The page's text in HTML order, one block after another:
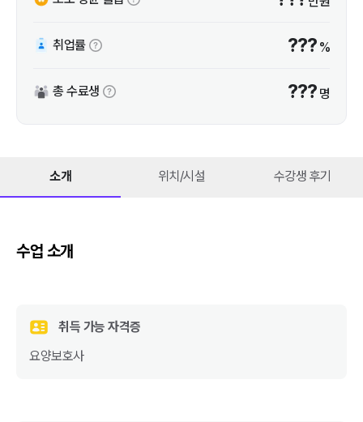
취업률 ??? %
총 수료생 ??? 명
소개 위치/시설 수강생 후기
수업 소개
취득 가능 자격증
요양보호사